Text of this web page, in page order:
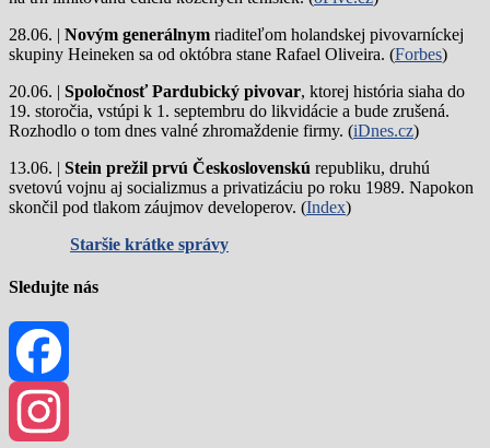
28.06. | Novým generálnym riaditeľom holandskej pivovarníckej
skupiny Heineken sa od októbra stane Rafael Oliveira. (Forbes)
20.06. | Spoločnosť Pardubický pivovar, ktorej história siaha do
19. storočia, vstúpi k 1. septembru do likvidácie a bude zrušená.
Rozhodlo o tom dnes valné zhromaždenie firmy. (iDnes.cz)
13.06. | Stein prežil prvú Československú republiku, druhú
svetovú vojnu aj socializmus a privatizáciu po roku 1989. Napokon
skončil pod tlakom záujmov developerov. (Index)
Staršie krátke správy
Sledujte nás
Facebook